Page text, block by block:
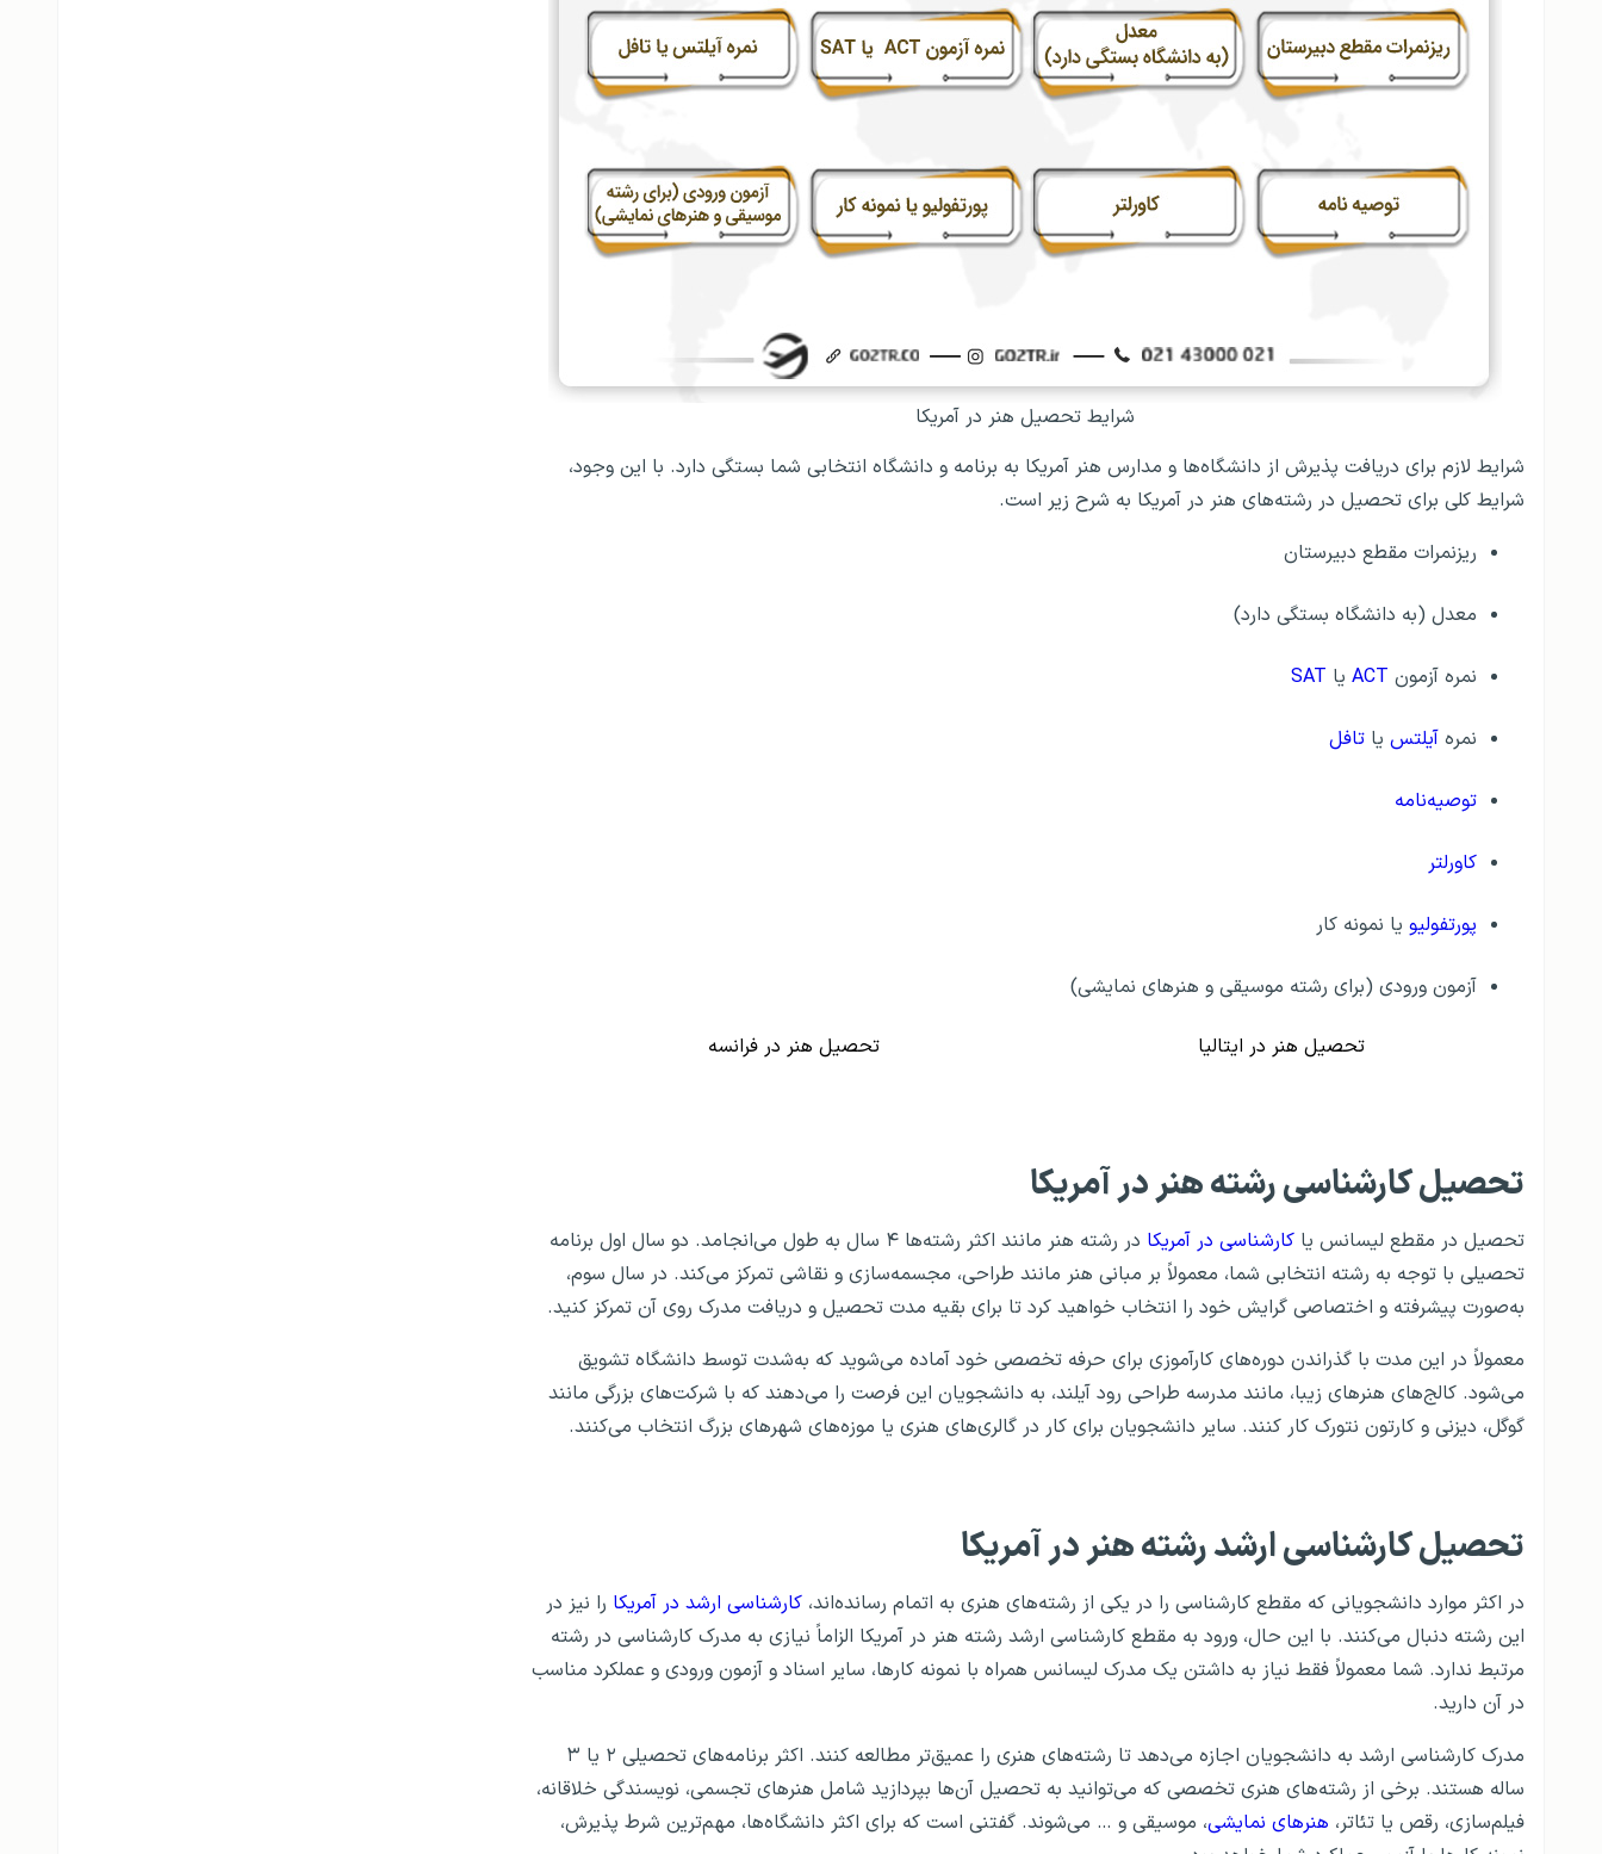
شرایط تحصیل هنر در آمریکا
شرایط لازم برای دریافت پذیرش از دانشگاه‌ها و مدارس هنر آمریکا به برنامه و دانشگاه انتخابی شما بستگی دارد. با این وجود،
شرایط کلی برای تحصیل در رشته‌های هنر در آمریکا به شرح زیر است.
ریزنمرات مقطع دبیرستان
معدل (به دانشگاه بستگی دارد)
نمره آزمون ACT یا SAT
نمره آیلتس یا تافل
توصیه‌نامه
کاورلتر
پورتفولیو یا نمونه کار
آزمون ورودی (برای رشته موسیقی و هنرهای نمایشی)
تحصیل هنر در ایتالیا تحصیل هنر در فرانسه
تحصیل کارشناسی رشته هنر در آمریکا
تحصیل در مقطع لیسانس یا کارشناسی در آمریکا
در رشته هنر مانند اکثر رشته‌ها ۴ سال به طول می‌انجامد. دو سال اول برنامه
تحصیلی با توجه به رشته انتخابی شما، معمولاً بر مبانی هنر مانند طراحی، مجسمه‌سازی و نقاشی تمرکز می‌کند. در سال سوم،
به‌صورت پیشرفته و اختصاصی گرایش خود را انتخاب خواهید کرد تا برای بقیه مدت تحصیل و دریافت مدرک روی آن تمرکز کنید.
معمولاً در این مدت با گذراندن دوره‌های کارآموزی برای حرفه تخصصی خود آماده می‌شوید که به‌شدت توسط دانشگاه تشویق
می‌شود. کالج‌های هنرهای زیبا، مانند مدرسه طراحی رود آیلند، به دانشجویان این فرصت را می‌دهند که با شرکت‌های بزرگی مانند
گوگل، دیزنی و کارتون نتورک کار کنند. سایر دانشجویان برای کار در گالری‌های هنری یا موزه‌های شهرهای بزرگ انتخاب می‌کنند.
تحصیل کارشناسی ارشد رشته هنر در آمریکا
در اکثر موارد دانشجویانی که مقطع کارشناسی را در یکی از رشته‌های هنری به اتمام رسانده‌اند، کارشناسی ارشد در آمریکا را نیز در
این رشته دنبال می‌کنند. با این حال، ورود به مقطع کارشناسی ارشد رشته هنر در آمریکا الزاماً نیازی به مدرک کارشناسی در رشته
مرتبط ندارد. شما معمولاً فقط نیاز به داشتن یک مدرک لیسانس همراه با نمونه کارها، سایر اسناد و آزمون ورودی و عملکرد مناسب
در آن دارید.
مدرک کارشناسی ارشد به دانشجویان اجازه می‌دهد تا رشته‌های هنری را عمیق‌تر مطالعه کنند. اکثر برنامه‌های تحصیلی ۲ یا ۳
ساله هستند. برخی از رشته‌های هنری تخصصی که می‌توانید به تحصیل آن‌ها بپردازید شامل هنرهای تجسمی، نویسندگی خلاقانه،
فیلم‌سازی، رقص یا تئاتر، هنرهای نمایشی، موسیقی و … می‌شوند. گفتنی است که برای اکثر دانشگاه‌ها، مهم‌ترین شرط پذیرش،